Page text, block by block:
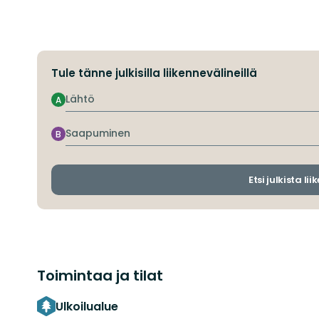
Tule tänne julkisilla liikennevälineillä
Lähtö
A
Saapuminen
B
Etsi julkista
Toimintaa ja tilat
Ulkoilualue